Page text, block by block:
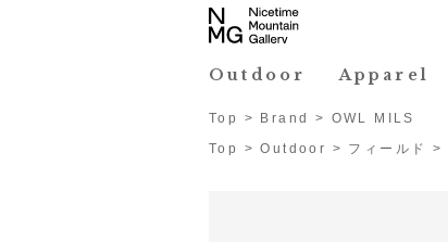
Outdoor Apparel
Top > Brand > OWL MILS
Top
>Outdoor > フィールド >